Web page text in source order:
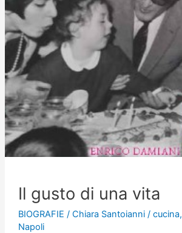
Il gusto di una vita
BIOGRAFIE / Chiara Santoianni / cucina,
Napoli